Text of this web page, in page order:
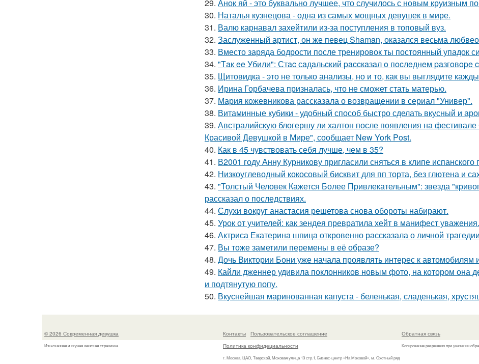
29. Анок яй - это буквально лучшее, что случилось с новым круизным
30. Наталья кузнецова - одна из самых мощных девушек в мире.
31. Валю карнавал захейтили из-за поступления в топовый вуз.
32. Заслуженный артист, он же певец Shaman, оказался весьма
33. Вместо заряда бодрости после тренировок ты постоянный упадок
34. "Тaк ee Убили": Стac сaдaльcкий paccкaзaл o пocлeднeм paзгoвope
35. Щитовидка - это не только анализы, но и то, как вы выглядите
36. Ирина Горбачева призналась, что не сможет стать матерью.
37. Мария кожевникова рассказала о возвращении в сериал "Универ".
38. Витаминные кубики - удобный способ быстро сделать вкусный и
39. Австралийскую блогершу ли халтон после появления на
Красивой Девушкой в Мире", сообщает New York Post.
40. Как в 45 чувствовать себя лучше, чем в 35?
41. В2001 году Анну Курникову пригласили сняться в клипе
42. Низкоуглеводный кокосовый бисквит для пп торта, без глютена и
43. "Толстый Человек Кажется Более Привлекательным": звезда
рассказал о последствиях.
44. Слухи вокруг анастасия решетова снова обороты набирают.
45. Урок от учителей: как зендея превратила хейт в манифест уважения.
46. Актриса Екатерина шпица откровенно рассказала о личной
47. Вы тоже заметили перемены в её образе?
48. Дочь Виктории Бони уже начала проявлять интерес к
49. Кайли дженнер удивила поклонников новым фото, на котором она
и подтянутую попу.
50. Вкуснейшая маринованная капуста - беленькая, сладенькая,
© 2026 Современная девушка
Изысканная и жгучая женская страничка
Контакты
Пользовательское соглашение
Политика конфидециальности
г. Москва, ЦАО, Тверской, Моховая улица 13 стр.1, Бизнес-центр «На Моховой», м. Охотный ряд
Обратная связь
Копирование разрешено при указании